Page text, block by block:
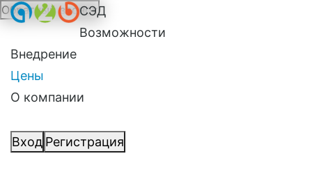
Обратный звонок
СЭД
Возможности
Внедрение
Цены
О компании
Вход Регистрация